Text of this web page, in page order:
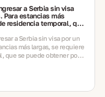
a Serbia sin visa
Para estancias más
residencia temporal, que
a Serbia sin visa por un
más largas, se requiere
que se puede obtener por